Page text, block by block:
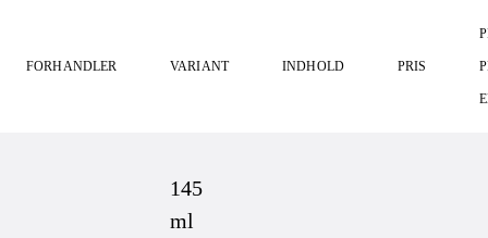
FORHANDLER VARIANT INDHOLD PRIS
145
ml